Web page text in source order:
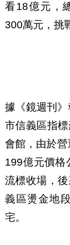
看18億元，
300萬元，挑
據《鏡週刊
市信義區指
會館，由於
199億元價格
流標收場，
義區燙金地
宅。